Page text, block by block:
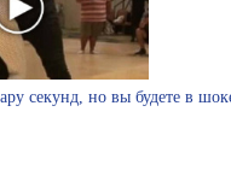
секунд, но вы будете в